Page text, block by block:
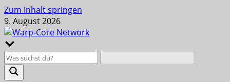
Zum Inhalt springen
9. August 2026